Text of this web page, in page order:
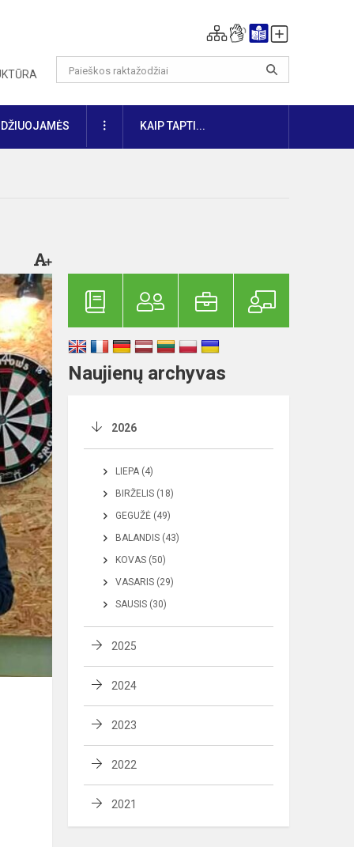
DAUGIAUKAIP TAPTI...
Naujienų archyvas
2026
LIEPA (4)
BIRŽELIS (18)
GEGUŽĖ (49)
BALANDIS (43)
KOVAS (50)
VASARIS (29)
SAUSIS (30)
2025
2024
2023
2022
2021